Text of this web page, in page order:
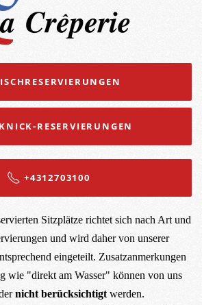
RESERVIERUNGEN
+4312703100
Sitzplätze richtet sich nach Art und
und wird daher von unserer
eingeteilt. Zusatzanmerkungen
wie "direkt am Wasser" können von uns
nicht berücksichtigt werden.